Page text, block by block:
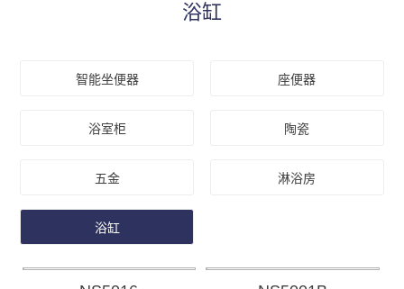
浴缸
智能坐便器 座便器
浴室柜 陶瓷
五金 淋浴房
浴缸